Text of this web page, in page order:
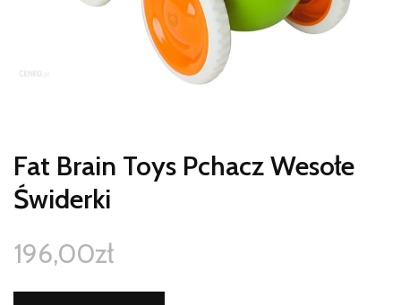
Fat Brain Toys Pchacz Wesołe
Świderki
196,00zł